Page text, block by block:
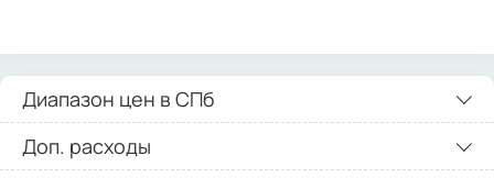
Диапазон цен в СПб
Доп. расходы